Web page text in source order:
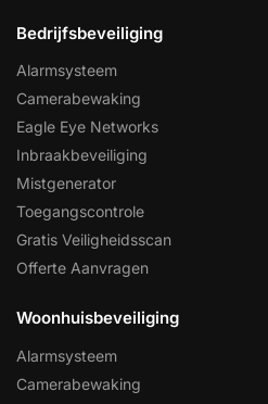
Bedrijfsbeveiliging
Alarmsysteem
Camerabewaking
Eagle Eye Networks
Inbraakbeveiliging
Mistgenerator
Toegangscontrole
Gratis Veiligheidsscan
Offerte Aanvragen
Woonhuisbeveiliging
Alarmsysteem
Camerabewaking